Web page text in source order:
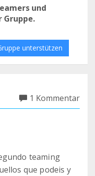
und
Gruppe.
unterstützen
1 Kommentar
teaming
que podeis y